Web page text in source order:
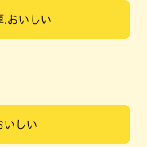
.おいしい
いしい